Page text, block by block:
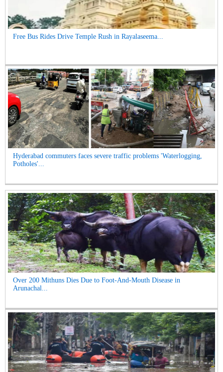
Free Bus Rides Drive Temple Rush in Rayalaseema...
Hyderabad commuters faces severe traffic problems 'Waterlogging,
Potholes'...
Over 200 Mithuns Dies Due to Foot-And-Mouth Disease in
Arunachal...